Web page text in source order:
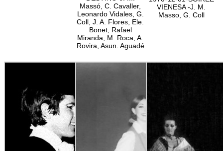
Massó, C. Cavaller,
Leonardo Vidales, G.
Coll, J. A. Flores, Ele.
Bonet, Rafael
Miranda, M. Roca, A.
Rovira, Asun. Aguadé
VIENESA -J. M.
Masso, G. Coll